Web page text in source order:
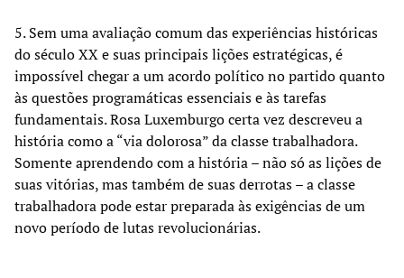
5. Sem uma avaliação comum das experiências históricas
do século XX e suas principais lições estratégicas, é
impossível chegar a um acordo político no partido quanto
às questões programáticas essenciais e às tarefas
fundamentais. Rosa Luxemburgo certa vez descreveu a
história como a “via dolorosa” da classe trabalhadora.
Somente aprendendo com a história – não só as lições de
suas vitórias, mas também de suas derrotas – a classe
trabalhadora pode estar preparada às exigências de um
novo período de lutas revolucionárias.